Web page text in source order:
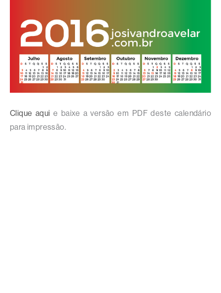
Clique aqui e baixe a versão em PDF deste calendário
para impressão.